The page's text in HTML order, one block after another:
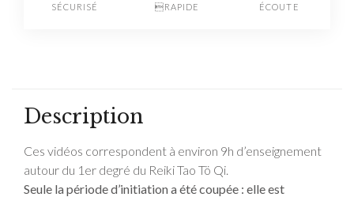
SÉCURISÉ
RAPIDE
ÉCOUTE
Description
Ces vidéos correspondent à environ 9h d’enseignement
autour du 1er degré du Reiki Tao Tö Qi.
Seule la période d’initiation a été coupée : elle est